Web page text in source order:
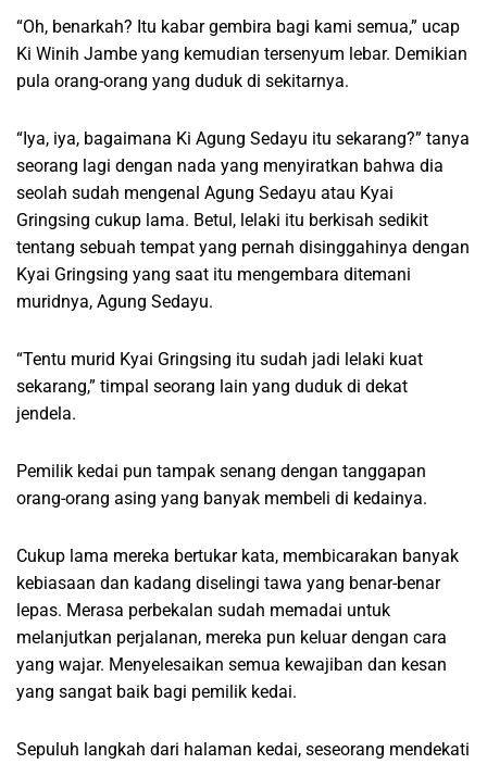
“Oh, benarkah? Itu kabar gembira bagi kami semua,” ucap
Ki Winih Jambe yang kemudian tersenyum lebar. Demikian
pula orang-orang yang duduk di sekitarnya.
“Iya, iya, bagaimana Ki Agung Sedayu itu sekarang?” tanya
seorang lagi dengan nada yang menyiratkan bahwa dia
seolah sudah mengenal Agung Sedayu atau Kyai
Gringsing cukup lama. Betul, lelaki itu berkisah sedikit
tentang sebuah tempat yang pernah disinggahinya dengan
Kyai Gringsing yang saat itu mengembara ditemani
muridnya, Agung Sedayu.
“Tentu murid Kyai Gringsing itu sudah jadi lelaki kuat
sekarang,” timpal seorang lain yang duduk di dekat
jendela.
Pemilik kedai pun tampak senang dengan tanggapan
orang-orang asing yang banyak membeli di kedainya.
Cukup lama mereka bertukar kata, membicarakan banyak
kebiasaan dan kadang diselingi tawa yang benar-benar
lepas. Merasa perbekalan sudah memadai untuk
melanjutkan perjalanan, mereka pun keluar dengan cara
yang wajar. Menyelesaikan semua kewajiban dan kesan
yang sangat baik bagi pemilik kedai.
Sepuluh langkah dari halaman kedai, seseorang mendekati